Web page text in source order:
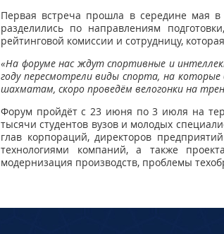
Первая встреча прошла в середине мая
разделились по направлениям
рейтинговой комиссии и сотрудницу,
«На форуме нас ждут спортивные и
году пересмотрели виды спорта, на которые
шахматам, скоро проведём велогонки на
Форум пройдёт с 23 июня по 3 июля на
тысячи студентов вузов и молодых
глав корпораций, директоров
технологиями компаний, а также
модернизация производств, проблемы